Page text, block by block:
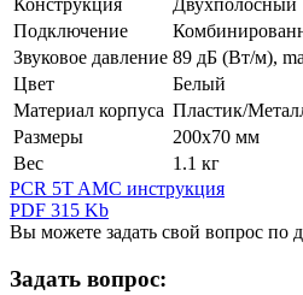
Конструкция
Двухполосный
Подключение
Звуковое давление 89 дБ (Вт/м),
Цвет
Белый
Материал корпуса Пластик/
Размеры
200х70 мм
Вес
1.1 кг
PCR 5T AMC инструкция
PDF 315 Kb
Вы можете задать свой вопрос по
Задать вопрос: